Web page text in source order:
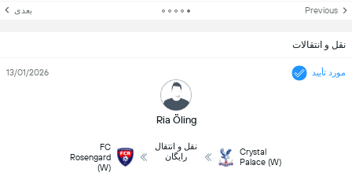
Previous بعدی
نقل و انتقالات
مورد تأیید
Ria Öling
13/01/2026
Crystal
Palace (W)
نقل و انتقال
رایگان
FC
Rosengard
(W)